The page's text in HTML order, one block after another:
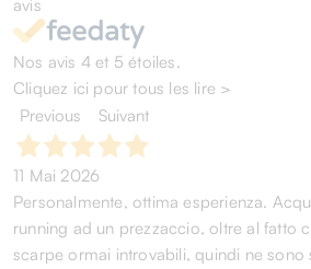
avis
Nos avis 4 et 5 étoiles.
Cliquez ici pour tous les lire >
Previous
Suivant
11 Mai 2026
Personalmente, ottima esperienza.
running ad un prezzaccio, oltre al fatto
scarpe ormai introvabili, quindi ne sono